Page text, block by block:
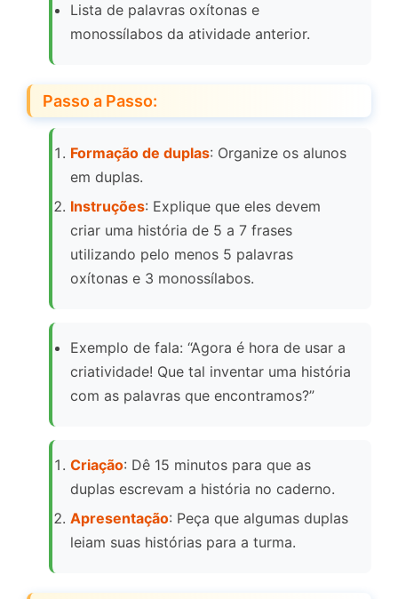
Lista de palavras oxítonas e
monossílabos da atividade anterior.
Passo a Passo:
Formação de duplas: Organize os alunos
em duplas.
Instruções: Explique que eles devem
criar uma história de 5 a 7 frases
utilizando pelo menos 5 palavras
oxítonas e 3 monossílabos.
Exemplo de fala: “Agora é hora de usar a
criatividade! Que tal inventar uma história
com as palavras que encontramos?”
Criação: Dê 15 minutos para que as
duplas escrevam a história no caderno.
Apresentação: Peça que algumas duplas
leiam suas histórias para a turma.